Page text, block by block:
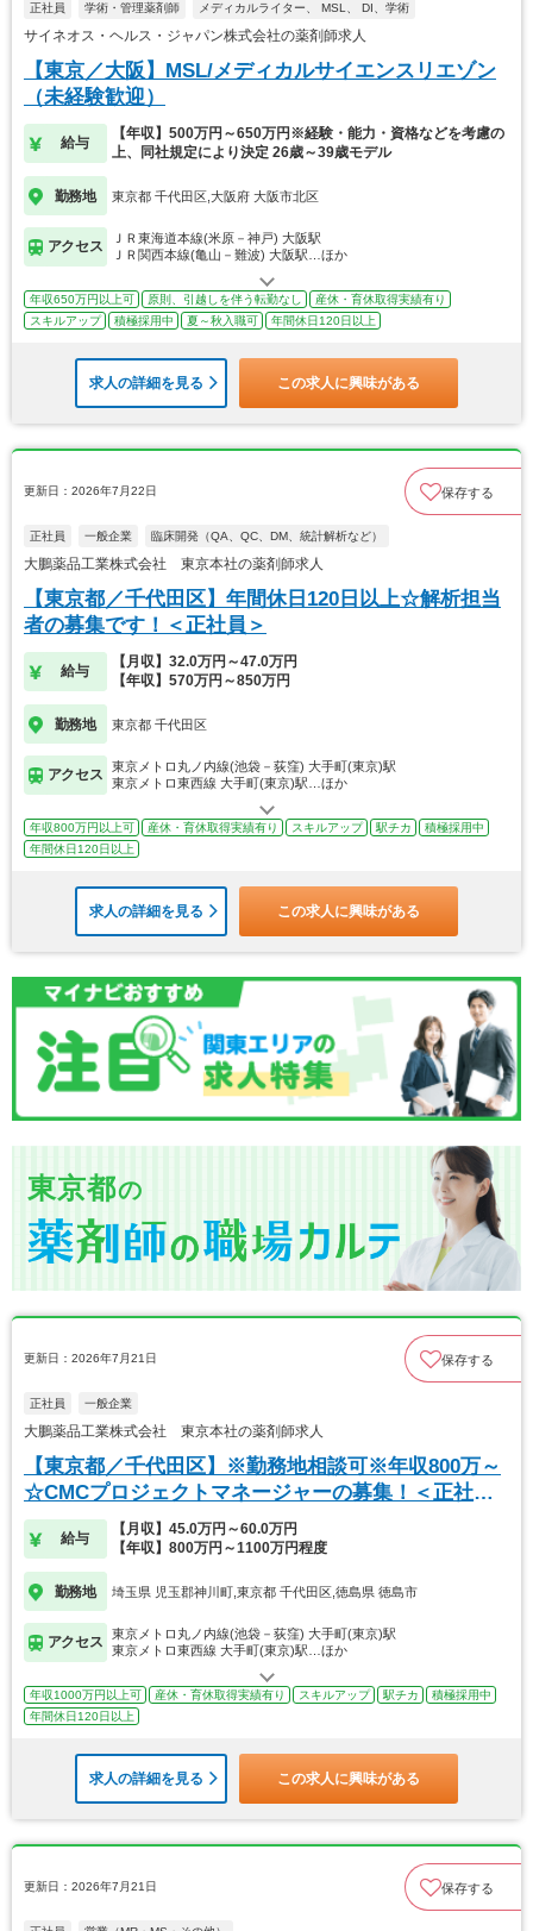
正社員 学術・管理薬剤師 メディカルライター、 MSL、 DI、学術
サイネオス・ヘルス・ジャパン株式会社の薬剤師求人
【東京／大阪】MSL/メディカルサイエンスリエゾン
（未経験歓迎）
給与
【年収】500万円～650万円※経験・能力・資格などを考慮の
上、同社規定により決定 26歳～39歳モデル
勤務地 東京都 千代田区,大阪府 大阪市北区
アクセス
ＪＲ東海道本線(米原－神戸) 大阪駅
ＪＲ関西本線(亀山－難波) 大阪駅…ほか
年収650万円以上可 原則、引越しを伴う転勤なし
産休・育休取得実績有り
スキルアップ
積極採用中 夏～秋入職可 年間休日120日以上
求人の詳細を見る この求人に興味がある
更新日：2026年7月22日 保存する
正社員 一般企業 臨床開発（QA、QC、DM、統計解析など）
大鵬薬品工業株式会社 東京本社の薬剤師求人
【東京都／千代田区】年間休日120日以上☆解析担当
者の募集です！＜正社員＞
給与
【月収】32.0万円～47.0万円
【年収】570万円～850万円
勤務地 東京都 千代田区
アクセス
東京メトロ丸ノ内線(池袋－荻窪) 大手町(東京)駅
東京メトロ東西線 大手町(東京)駅…ほか
年収800万円以上可 産休・育休取得実績有り スキルアップ 駅チカ
積極採用中
年間休日120日以上
求人の詳細を見る この求人に興味がある
東京都の
更新日：2026年7月21日 保存する
正社員 一般企業
大鵬薬品工業株式会社 東京本社の薬剤師求人
【東京都／千代田区】※勤務地相談可※年収800万～
☆CMCプロジェクトマネージャーの募集！＜正社員
＞
給与
【月収】45.0万円～60.0万円
【年収】800万円～1100万円程度
勤務地 埼玉県 児玉郡神川町,東京都 千代田区,徳島県 徳島市
アクセス
東京メトロ丸ノ内線(池袋－荻窪) 大手町(東京)駅
東京メトロ東西線 大手町(東京)駅…ほか
年収1000万円以上可 産休・育休取得実績有り スキルアップ 駅チカ
積極採用中
年間休日120日以上
求人の詳細を見る この求人に興味がある
更新日：2026年7月21日 保存する